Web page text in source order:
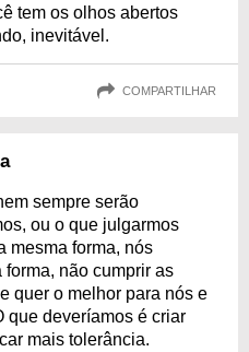
tem os olhos abertos
inevitável.
COMPARTILHAR
sempre serão
ou o que julgarmos
mesma forma, nós
não cumprir as
quer o melhor para nós e
que deveríamos é criar
mais tolerância.